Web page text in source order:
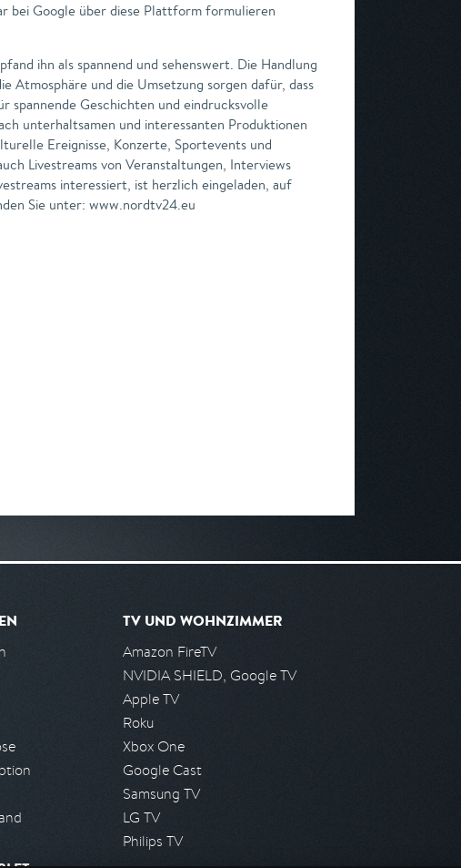
bei Google über diese Plattform formulieren
ihn als spannend und sehenswert. Die Handlung
Atmosphäre und die Umsetzung sorgen dafür, dass
spannende Geschichten und eindrucksvolle
unterhaltsamen und interessanten Produktionen
Ereignisse, Konzerte, Sportevents und
Livestreams von Veranstaltungen, Interviews
interessiert, ist herzlich eingeladen, auf
Sie unter: www.nordtv24.eu
TV UND WOHNZIMMER
Amazon FireTV
NVIDIA SHIELD, Google TV
Apple TV
Roku
Xbox One
Google Cast
Samsung TV
LG TV
Philips TV